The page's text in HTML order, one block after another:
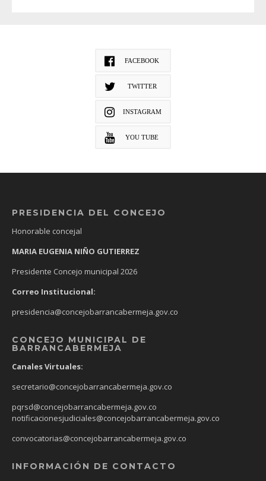
FACEBOOK
TWITTER
INSTAGRAM
YOU TUBE
PRESIDENCIA DEL CONCEJO
Honorable concejal
MARIA EUGENIA NIÑO GUTIERREZ
Presidente Concejo municipal 2026
Correo Institucional:
presidencia@concejobarrancabermeja.gov.co
CONCEJO MUNICIPAL DE
BARRANCABERMEJA
Canales Virtuales:
secretario@concejobarrancabermeja.gov.co
pqrsd@concejobarrancabermeja.gov.co
notificacionesjudiciales@concejobarrancabermeja.gov.co
convocatorias@concejobarrancabermeja.gov.co
INFORMACIÓN DE CONTACTO